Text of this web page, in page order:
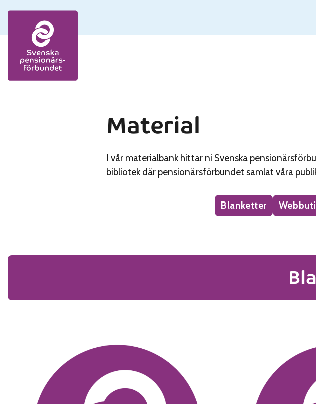
Skip to content
Material
I vår materialbank hittar ni Svenska
bibliotek där pensionärsförbundet samlat våra
Blanketter